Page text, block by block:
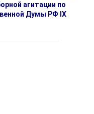
агитации по
Думы РФ IX